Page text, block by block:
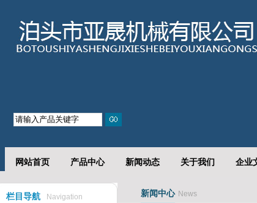
网站首页 产品中心 新闻动态 关于我们 企业
栏目导航 Navigation 新闻中心 News